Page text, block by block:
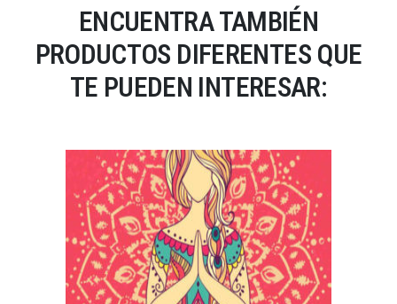
ENCUENTRA TAMBIÉN
PRODUCTOS DIFERENTES QUE
TE PUEDEN INTERESAR: